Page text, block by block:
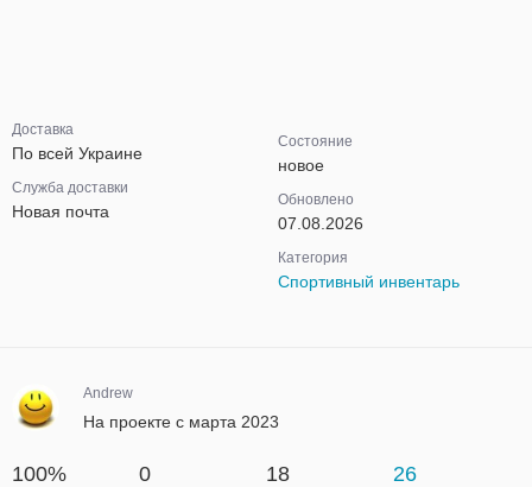
Доставка
По всей Украине
Служба доставки
Новая почта
Состояние
новое
Обновлено
07.08.2026
Категория
Спортивный инвентарь
Andrew
На проекте с марта 2023
100% 0 18 26